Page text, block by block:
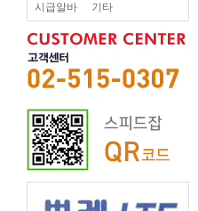
시급알바 기타